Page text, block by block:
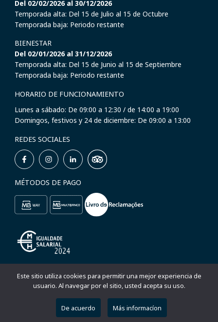
Este sitio utiliza cookies para permitir una mejor experiencia de
usuario. Al navegar por el sitio, usted acepta su uso.
De acuerdo Más informacíon
Del 02/02/2026 al 30/12/2026
Temporada alta: Del 15 de Julio al 15 de Octubre
Temporada baja: Periodo restante
BIENESTAR
Del 02/01/2026 al 31/12/2026
Temporada alta: Del 15 de Junio al 15 de Septiembre
Temporada baja: Periodo restante
HORARIO DE FUNCIONAMIENTO
Lunes a sábado: De 09:00 a 12:30 / de 14:00 a 19:00
Domingos, festivos y 24 de diciembre: De 09:00 a 13:00
REDES SOCIALES
MÉTODOS DE PAGO
Cofinanciado pelo Turismo de Portugal –
Linha de Apoio à Valorização Turística do